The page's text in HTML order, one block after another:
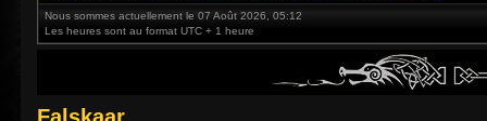
Nous sommes actuellement le 07 Août 2026, 05:12
Les heures sont au format UTC + 1 heure